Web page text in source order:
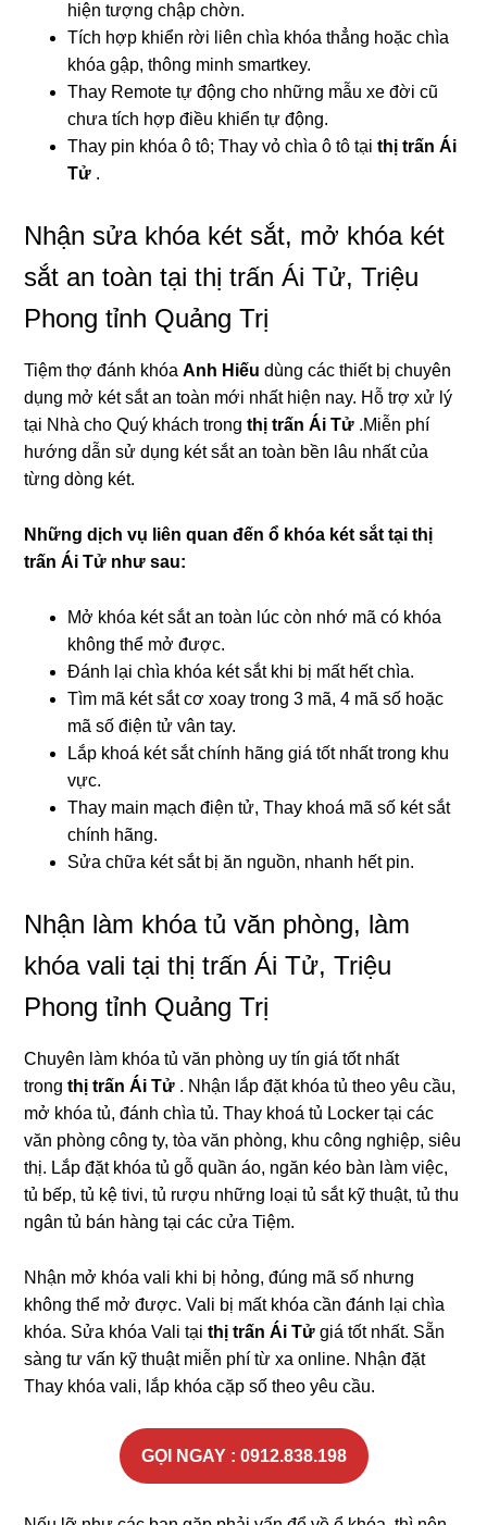
hiện tượng chập chờn.
Tích hợp khiển rời liên chìa khóa thẳng hoặc chìa
khóa gập, thông minh smartkey.
Thay Remote tự động cho những mẫu xe đời cũ
chưa tích hợp điều khiển tự động.
Thay pin khóa ô tô; Thay vỏ chìa ô tô tạithị trấn Ái
Tử .
Nhận sửa khóa két sắt, mở khóa két
sắt an toàn tại thị trấn Ái Tử, Triệu
Phong tỉnh Quảng Trị
Tiệm thợ đánh khóaAnh Hiếu dùng các thiết bị chuyên
dụng mở két sắt an toàn mới nhất hiện nay. Hỗ trợ xử lý
tại Nhà cho Quý khách trongthị trấn Ái Tử .Miễn phí
hướng dẫn sử dụng két sắt an toàn bền lâu nhất của
từng dòng két.
Những dịch vụ liên quan đến ổ khóa két sắt tại thị
trấn Ái Tử như sau:
Mở khóa két sắt an toàn lúc còn nhớ mã có khóa
không thể mở được.
Đánh lại chìa khóa két sắt khi bị mất hết chìa.
Tìm mã két sắt cơ xoay trong 3 mã, 4 mã số hoặc
mã số điện tử vân tay.
Lắp khoá két sắt chính hãng giá tốt nhất trong khu
vực.
Thay main mạch điện tử, Thay khoá mã số két sắt
chính hãng.
Sửa chữa két sắt bị ăn nguồn, nhanh hết pin.
Nhận làm khóa tủ văn phòng, làm
khóa vali tại thị trấn Ái Tử, Triệu
Phong tỉnh Quảng Trị
Chuyên làm khóa tủ văn phòng uy tín giá tốt nhất
trongthị trấn Ái Tử . Nhận lắp đặt khóa tủ theo yêu cầu,
mở khóa tủ, đánh chìa tủ. Thay khoá tủ Locker tại các
văn phòng công ty, tòa văn phòng, khu công nghiệp, siêu
thị. Lắp đặt khóa tủ gỗ quần áo, ngăn kéo bàn làm việc,
tủ bếp, tủ kệ tivi, tủ rượu những loại tủ sắt kỹ thuật, tủ thu
ngân tủ bán hàng tại các cửa Tiệm.
Nhận mở khóa vali khi bị hỏng, đúng mã số nhưng
không thể mở được. Vali bị mất khóa cần đánh lại chìa
khóa. Sửa khóa Vali tạithị trấn Ái Tửgiá tốt nhất. Sẵn
sàng tư vấn kỹ thuật miễn phí từ xa online. Nhận đặt
Thay khóa vali, lắp khóa cặp số theo yêu cầu.
GỌI NGAY : 0912.838.198